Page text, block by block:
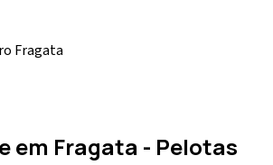
Fragata
em Fragata - Pelotas